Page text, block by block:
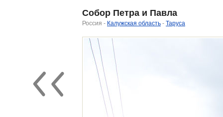
Собор Петра и Павла
Россия - Калужская область - Таруса